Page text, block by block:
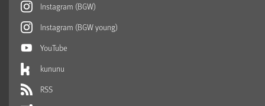
Instagram (BGW)
Instagram (BGW young)
YouTube
kununu
RSS